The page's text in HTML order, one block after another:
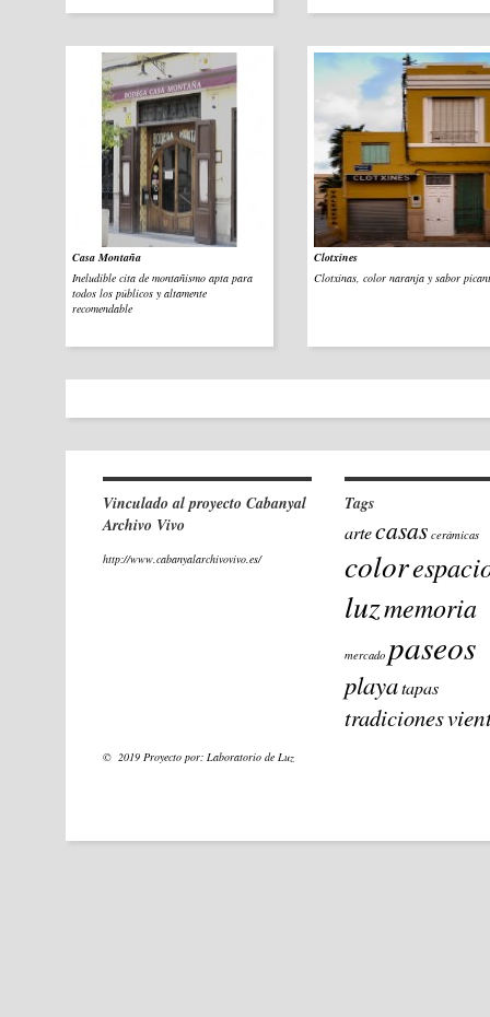
Casa Montaña
Ineludible cita de montañismo apta para
todos los públicos y altamente
recomendable
Clotxines
Clotxinas, color naranja y sabor
Vinculado al proyecto Cabanyal
Archivo Vivo
http://www.cabanyalarchivovivo.es/
Tags
artecasas cerámicas
color
luzmemoria
mercado paseos
playatapas
tradiciones
© 2019 Proyecto por: Laboratorio de Luz